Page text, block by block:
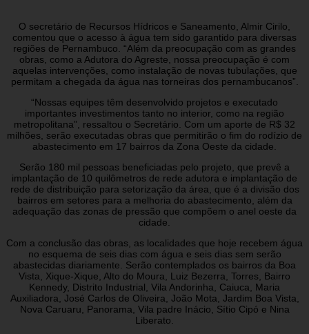
O secretário de Recursos Hídricos e Saneamento, Almir Cirilo,
comentou que o acesso à água tem sido garantido para diversas
regiões de Pernambuco. “Além da preocupação com as grandes
obras, como a Adutora do Agreste, nossa preocupação é com
aquelas intervenções, como instalação de novas tubulações, que
permitam a chegada da água nas torneiras dos pernambucanos”.
“Nossas equipes têm desenvolvido projetos e executado
importantes investimentos tanto no interior, como na região
metropolitana”, ressaltou o Secretário. Com um aporte de R$ 32
milhões, serão executadas obras que permitirão o fim do rodízio de
abastecimento em 17 bairros da Zona Oeste da cidade.
Serão 180 mil pessoas beneficiadas pelo projeto, que prevê a
implantação de 10 quilômetros de rede adutora e implantação de
rede de distribuição para setorização da área, que é a divisão dos
bairros em setores para a melhoria do abastecimento, além da
adequação das zonas de pressão que compõem o anel oeste da
cidade.
Com a conclusão das obras, as localidades que hoje recebem água
no esquema de seis dias com água e seis dias sem serão
abastecidas diariamente. Serão contemplados os bairros da Boa
Vista, Xique-Xique, Alto do Moura, Luiz Bezerra, Torres, Bairro
Kennedy, Distrito Industrial, Vila Andorinha, Caiuca, Maria
Auxiliadora, José Carlos de Oliveira, João Mota, Jardim Boa Vista,
Nova Caruaru, Panorama, Vila padre Inácio, Sítio Cipó e Nina
Liberato.